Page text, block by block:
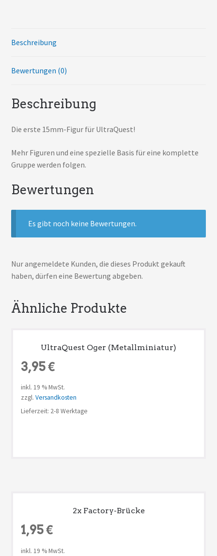
Beschreibung
Bewertungen (0)
Beschreibung
Die erste 15mm-Figur für UltraQuest!
Mehr Figuren und eine spezielle Basis für eine komplette
Gruppe werden folgen.
Bewertungen
Es gibt noch keine Bewertungen.
Nur angemeldete Kunden, die dieses Produkt gekauft
haben, dürfen eine Bewertung abgeben.
Ähnliche Produkte
UltraQuest Oger (Metallminiatur)
3,95€
inkl. 19 % MwSt.
zzgl. Versandkosten
Lieferzeit: 2-8 Werktage
2x Factory-Brücke
1,95€
inkl. 19 % MwSt.